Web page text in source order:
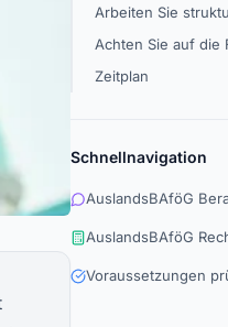
Arbeiten Sie
Achten Sie auf die
Zeitplan
Schnellnavigation
AuslandsBAföG
AuslandsBAföG
Voraussetzungen